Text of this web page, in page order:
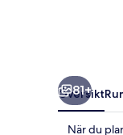
81+
Översikt
När du